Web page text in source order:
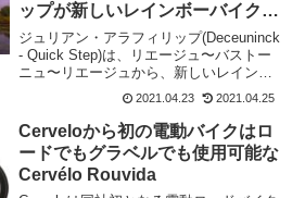
ップが新しいレインボーバイク
S-Works TarmacSL7を披露
ジュリアン・アラフィリップ(Deceuninck
- Quick Step)は、リエージュ〜バストー
ニュ〜リエージュから、新しいレインボ
ーバイク Specialized S-Works
TarmacSL7で登場する。昨年の秋、リエ
ージュ〜バ...
2021.04.23 2021.04.25
Cerveloから初の電動バイクはロ
ードでもグラベルでも使用可能な
Cervélo Rouvida